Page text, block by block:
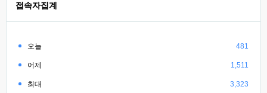
접속자집계
오늘 481
어제 1,511
최대 3,323